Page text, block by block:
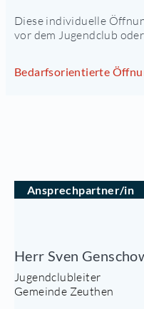
Diese individuelle
vor dem Jugendclub
Bedarfsorientierte
Ansprechpartner/in
Herr Sven
Jugendclubleiter
Gemeinde Zeuthen